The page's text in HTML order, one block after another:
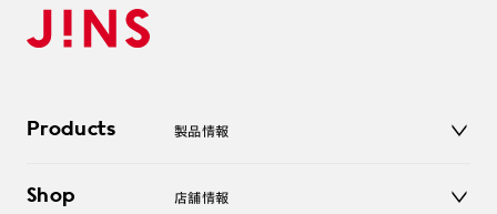
Products 製品情報
サングラス
Shop 店舗情報